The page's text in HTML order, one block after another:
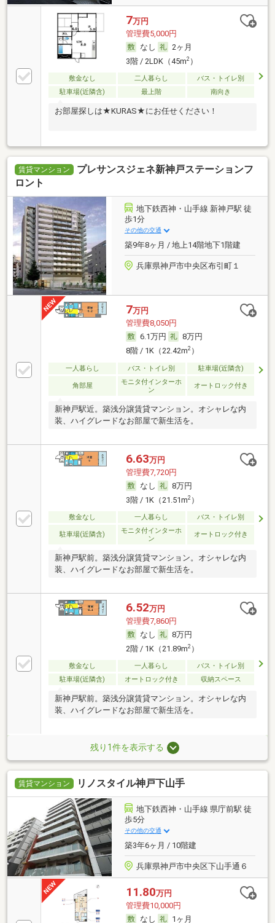
7万円
管理費5,000円
なし
2ヶ月
3階 / 2LDK（45m2）
敷金なし 二人暮らし
バス・トイレ別
駐車場(近隣含)
最上階 南向き
お部屋探しは★KURAS★にお任せください！
賃貸マンション
プレサンスジェネ新神戸ステーションフ
ロント
地下鉄西神・山手線 新神戸駅 徒
歩1分
その他の交通
築9年8ヶ月 / 地上14階地下1階建
兵庫県神戸市中央区布引町１
7万円
管理費8,050円
6.1万円
8万円
8階 / 1K（22.42m2）
一人暮らし バス・トイレ別 駐車場(近隣含)
角部屋
モニタ付インターホ
ン
オートロック付き
新神戸駅近。築浅分譲賃貸マンション。オシャレな内
装、ハイグレードなお部屋で新生活を。
6.63万円
管理費7,720円
なし
8万円
3階 / 1K（21.51m2）
敷金なし 一人暮らし バス・トイレ別
駐車場(近隣含)
モニタ付インターホ
ン
オートロック付き
新神戸駅前。築浅分譲賃貸マンション。オシャレな内
装、ハイグレードなお部屋で新生活を。
6.52万円
管理費7,860円
なし
8万円
2階 / 1K（21.89m2）
敷金なし 一人暮らし
バス・トイレ別
駐車場(近隣含)
オートロック付き 収納スペース
新神戸駅前。築浅分譲賃貸マンション。オシャレな内
装、ハイグレードなお部屋で新生活を。
残り1件を表示する
賃貸マンション リノスタイル神戸下山手
地下鉄西神・山手線 県庁前駅 徒
歩5分
その他の交通
築3年6ヶ月 / 10階建
兵庫県神戸市中央区下山手通６
11.80万円
管理費10,000円
なし
1ヶ月